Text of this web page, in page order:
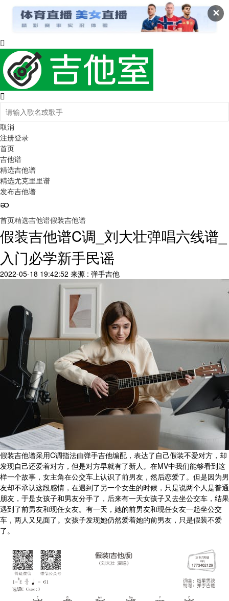
✕
取消
注册登录
首页
吉他谱
精选吉他谱
精选尤克里里谱
发布吉他谱
首页精选吉他谱假装吉他谱
假装吉他谱C调_刘大壮弹唱六线谱_
入门必学新手民谣
2022-05-18 19:42:52 来源 : 弹手吉他
假装吉他谱采用C调指法由弹手吉他编配，表达了自己假装不爱对方，却
发现自己还爱着对方，但是对方早就有了新人。在MV中我们能够看到这
样一个故事，女主角在公交车上认识了前男友，然后恋爱了。但是因为男
友却不承认这段感情，在遇到了另一个女生的时候，只是说两个人是普通
朋友，于是女孩子和男友分手了，后来有一天女孩子又去坐公交车，结果
遇到了前男友和现任女友。有一天，她的前男友和现任女友一起坐公交
车，两人又见面了。女孩子发现她仍然爱着她的前男友，只是假装不爱
了。